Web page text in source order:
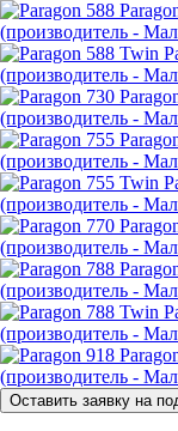
(производитель -
(производитель -
(производитель -
(производитель -
(производитель -
(производитель -
(производитель -
(производитель -
(производитель -